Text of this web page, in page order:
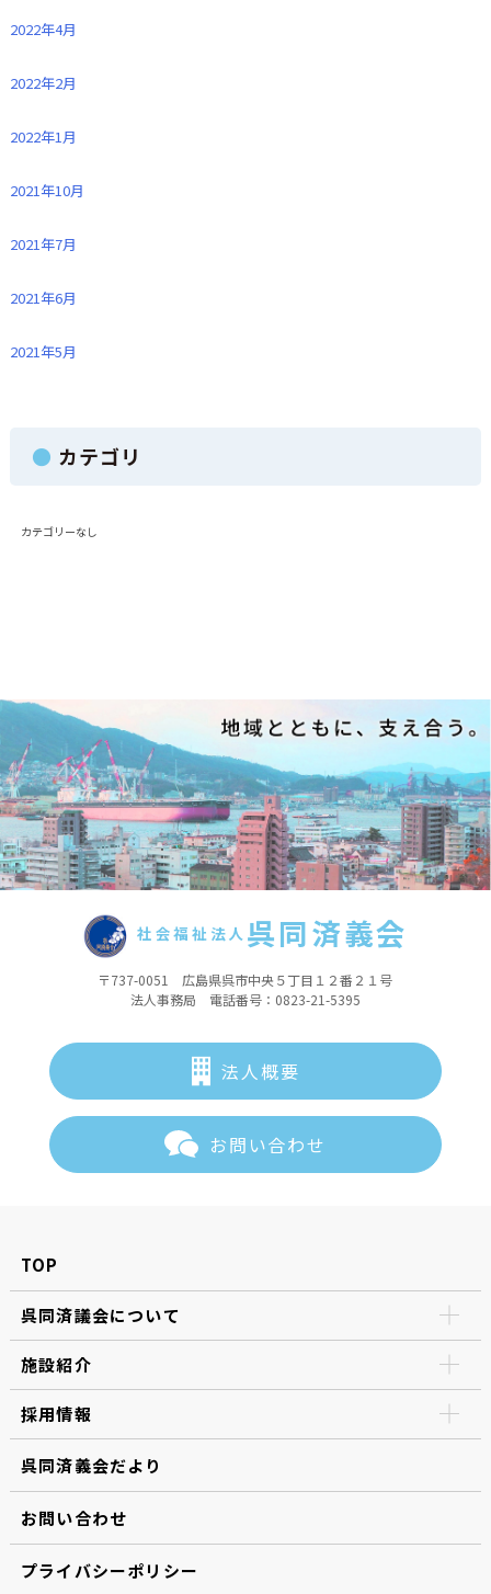
2022年4月
2022年2月
2022年1月
2021年10月
2021年7月
2021年6月
2021年5月
カテゴリ
カテゴリーなし
社会福祉法人 呉同済義会
〒737-0051 広島県呉市中央５丁目１２番２１号
法人事務局 電話番号：0823-21-5395
法人概要
お問い合わせ
TOP
呉同済議会について
施設紹介
採用情報
呉同済義会だより
お問い合わせ
プライバシーポリシー